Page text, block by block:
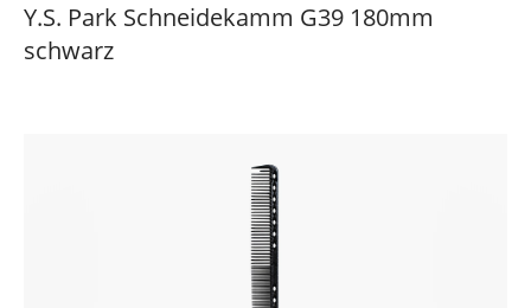
Y.S. Park Schneidekamm G39 180mm
schwarz